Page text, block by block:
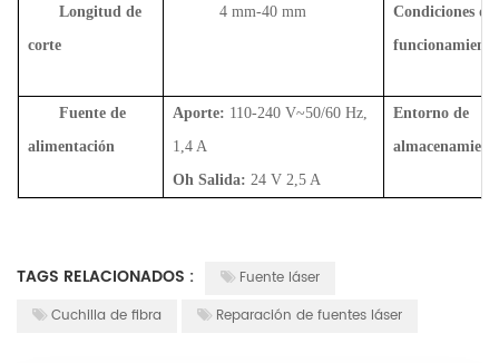
Longitud de
corte
4 mm-40 mm
Condiciones de
funcionamiento
Fuente de
alimentación
Aporte: 110-240 V~50/60 Hz,
1,4 A
Oh Salida: 24 V 2,5 A
Entorno de
TAGS RELACIONADOS :
Fuente láser
Cuchilla de fibra
Reparación de fuentes láser